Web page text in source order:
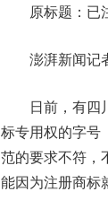
原标题：已注
澎湃新闻记
日前，有四川
标专用权的字号
范的要求不符，
能因为注册商标